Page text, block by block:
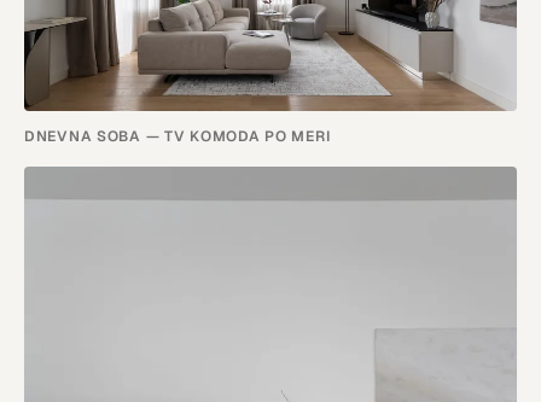
DNEVNA SOBA — TV KOMODA PO MERI